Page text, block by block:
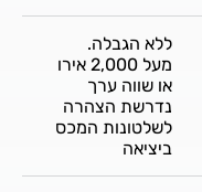
ללא הגבלה.
מעל 2,000 אירו
או שווה ערך
נדרשת הצהרה
לשלטונות המכס
ביציאה